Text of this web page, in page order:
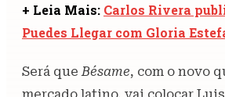
+ Leia Mais: Carlos Rivera
Puedes Llegar com Gloria
Será queBésame, com o novo